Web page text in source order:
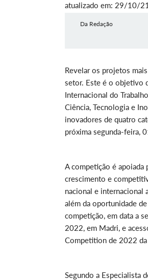
atualizado em: 29/10/21
Da Redação
Revelar os projetos
setor. Este é o objetivo
Internacional do
Ciência, Tecnologia e
inovadores de quatro
próxima segunda-feira,
A competição é
crescimento e
nacional e internacional
além da oportunidade
competição, em data a
2022, em Madri, e
Competition de 2022 da
Segundo a Especialista